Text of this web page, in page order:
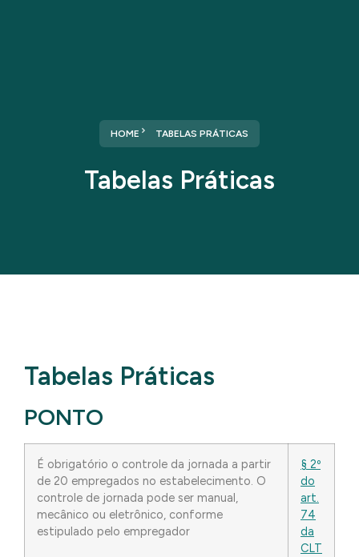
HOME TABELAS PRÁTICAS
Tabelas Práticas
Tabelas Práticas
PONTO
É obrigatório o controle da jornada a partir
de 20 empregados no estabelecimento. O
controle de jornada pode ser manual,
mecânico ou eletrônico, conforme
estipulado pelo empregador
§ 2º
do
art.
74
da
CLT